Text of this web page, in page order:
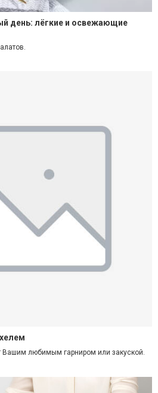
день: лёгкие и освежающие
Вашим любимым гарниром или закуской.